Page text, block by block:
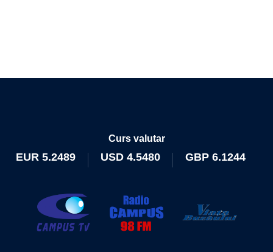
Curs valutar
EUR 5.2489 USD 4.5480 GBP 6.1244